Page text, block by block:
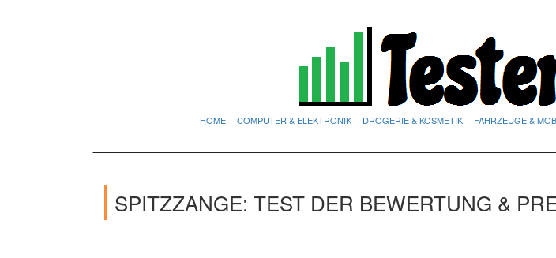
HOME COMPUTER & ELEKTRONIK DROGERIE & KOSMETIK FAHRZEUGE &
SPITZZANGE: TEST DER BEWERTUNG &